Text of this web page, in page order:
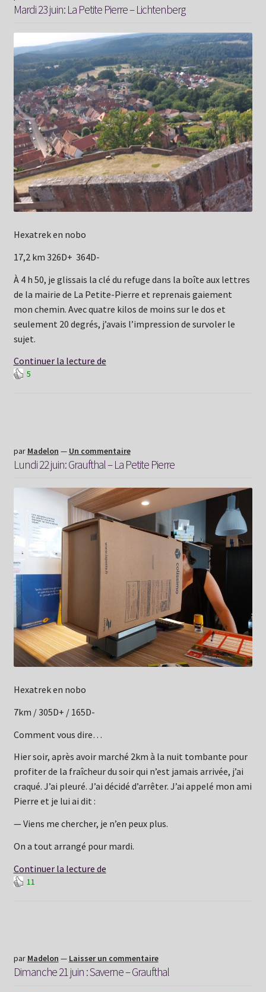
Mardi 23 juin: La Petite Pierre – Lichtenberg
Hexatrek en nobo
17,2 km 326D+ 364D-
À 4 h 50, je glissais la clé du refuge dans la boîte aux lettres
de la mairie de La Petite-Pierre et reprenais gaiement
mon chemin. Avec quatre kilos de moins sur le dos et
seulement 20 degrés, j’avais l’impression de survoler le
sujet.
Continuer la lecture deMardi
–
Lichtenberg
5
par Madelon — Un commentaire
Lundi 22 juin: Graufthal – La Petite Pierre
Hexatrek en nobo
7km / 305D+ / 165D-
Comment vous dire…
Hier soir, après avoir marché 2km à la nuit tombante pour
profiter de la fraîcheur du soir qui n’est jamais arrivée, j’ai
craqué. J’ai pleuré. J’ai décidé d’arrêter. J’ai appelé mon ami
Pierre et je lui ai dit :
— Viens me chercher, je n’en peux plus.
On a tout arrangé pour mardi.
Continuer la lecture deLundi
Petite
Pierre
11
par Madelon — Laisser un commentaire
Dimanche 21 juin : Saverne – Graufthal